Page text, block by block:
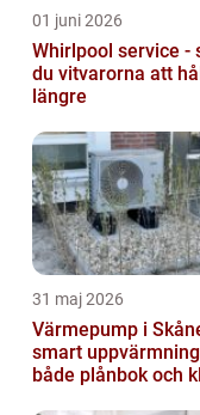
01 juni 2026
Whirlpool service -
du vitvarorna att
längre
31 maj 2026
Värmepump i
smart
både plånbok och